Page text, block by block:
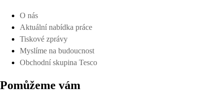
O nás
Aktuální nabídka práce
Tiskové zprávy
Myslíme na budoucnost
Obchodní skupina Tesco
Pomůžeme vám